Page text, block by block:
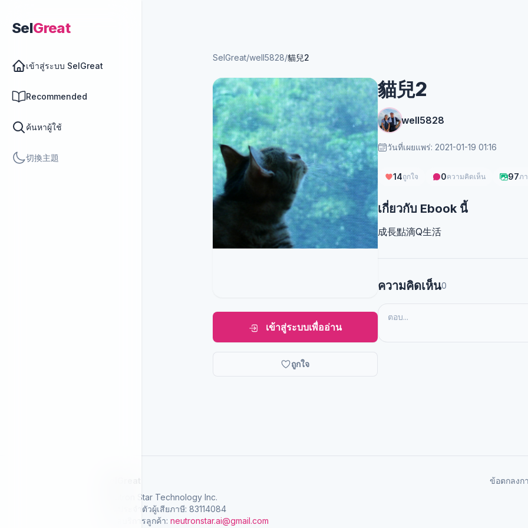
SelGreat
เข้าสู่ระบบ SelGreat
Recommended
ค้นหาผู้ใช้
切換主題
SelGreat/well5828/貓兒2
เข้าสู่ระบบเพื่ออ่าน
ถูกใจ
貓兒2
well5828
วันที่เผยแพร่: 2021-01-19 01:16
14ถูกใจ 0ความคิดเห็น 97ภ
เกี่ยวกับ Ebook นี้
成長點滴Q生活
ความคิดเห็น0
Neutron Star Technology Inc.
เลขประจำตัวผู้เสียภาษี: 83114084
อีเมลบริการลูกค้า: neutronstar.ai@gmail.com
ข้อตกลงก